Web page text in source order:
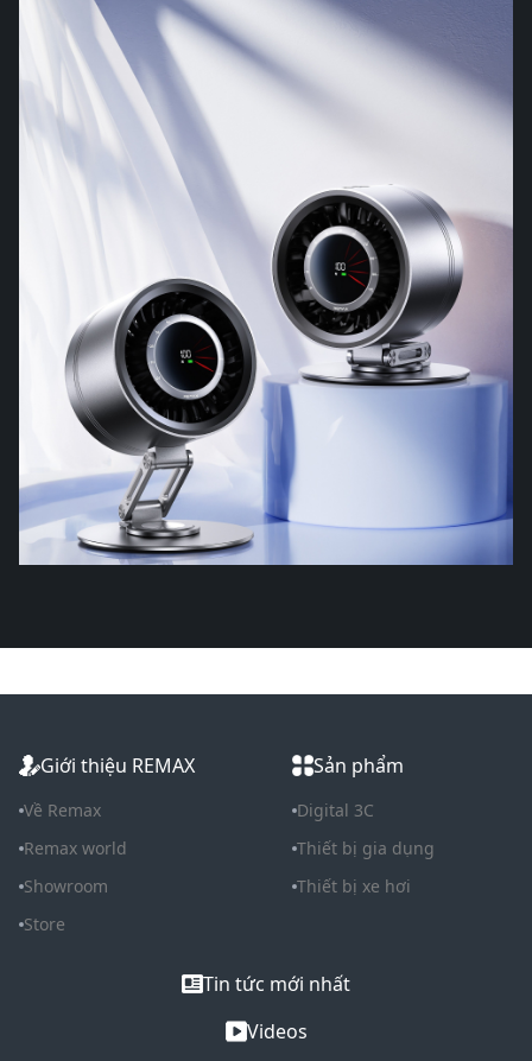
Giới thiệu REMAX
Về Remax
Remax world
Showroom
Store
Sản phẩm
Digital 3C
Thiết bị gia dụng
Thiết bị xe hơi
Tin tức mới nhất
Videos